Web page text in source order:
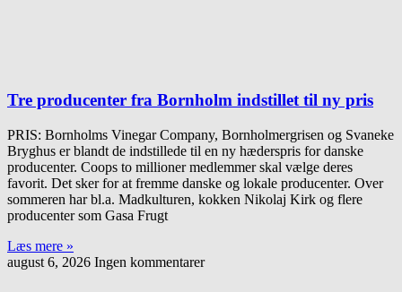
Tre producenter fra Bornholm indstillet til ny pris
PRIS: Bornholms Vinegar Company, Bornholmergrisen og Svaneke
Bryghus er blandt de indstillede til en ny hæderspris for danske
producenter. Coops to millioner medlemmer skal vælge deres
favorit. Det sker for at fremme danske og lokale producenter. Over
sommeren har bl.a. Madkulturen, kokken Nikolaj Kirk og flere
producenter som Gasa Frugt
Læs mere »
august 6, 2026 Ingen kommentarer